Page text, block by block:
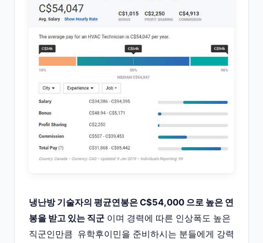
냉난방 기술자의 평균연봉은 C$54,000 으로 높은 연
봉을 받고 있는 직군 이며 경력에 따른 인상폭도 높은
직군인만큼 유학후이민을 준비하시는 분들에게 강력